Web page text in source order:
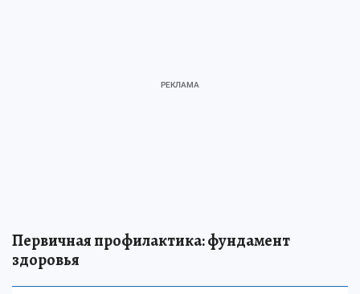
Первичная профилактика: фундамент
здоровья